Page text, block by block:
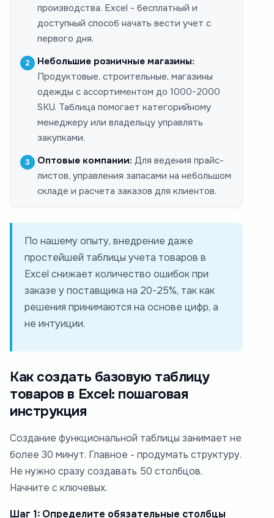
производства. Excel - бесплатный и
доступный способ начать вести учет с
первого дня.
Небольшие розничные магазины:
Продуктовые, строительные, магазины
одежды с ассортиментом до 1000-2000
SKU. Таблица помогает категорийному
менеджеру или владельцу управлять
закупками.
Оптовые компании: Для ведения прайс-
листов, управления запасами на небольшом
складе и расчета заказов для клиентов.
По нашему опыту, внедрение даже
простейшей таблицы учета товаров в
Excel снижает количество ошибок при
заказе у поставщика на 20-25%, так как
решения принимаются на основе цифр, а
не интуиции.
Как создать базовую таблицу
товаров в Excel: пошаговая
инструкция
Создание функциональной таблицы занимает не
более 30 минут. Главное - продумать структуру.
Не нужно сразу создавать 50 столбцов.
Начните с ключевых.
Шаг 1: Определите обязательные столбцы